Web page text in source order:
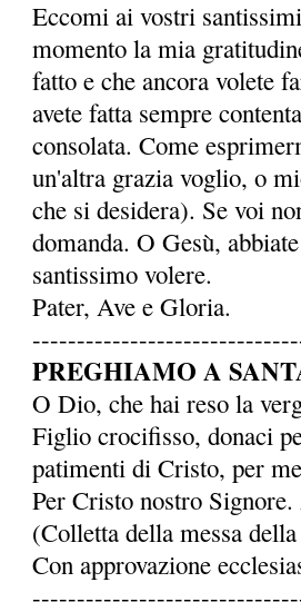
Eccomi ai vostri
momento la mia
fatto e che ancora volete
avete fatta sempre
consolata. Come
un'altra grazia voglio, o
che si desidera). Se voi
domanda. O Gesù,
santissimo volere.
Pater, Ave e Gloria.
PREGHIAMO A
O Dio, che hai reso la
Figlio crocifisso, donaci
patimenti di Cristo, per
Per Cristo nostro
(Colletta della messa
Con approvazione